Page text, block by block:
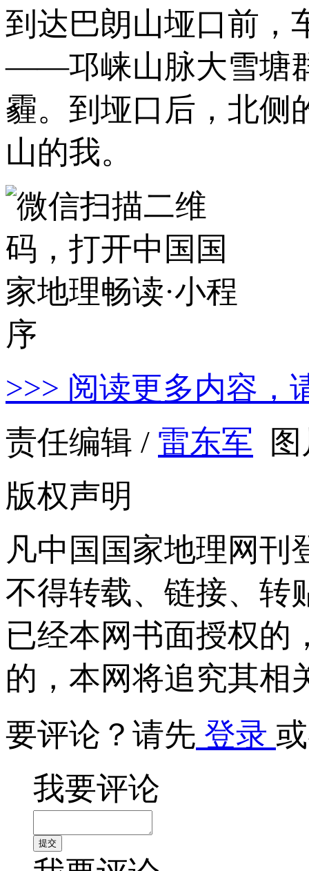
到达巴朗山垭口前，
——邛崃山脉大雪塘
霾。到垭口后，北侧
山的我。
>>> 阅读更多内容，
责任编辑 / 雷东军
版权声明
凡中国国家地理网刊
不得转载、链接、转
已经本网书面授权的
的，本网将追究其相
要评论？请先 登录
我要评论